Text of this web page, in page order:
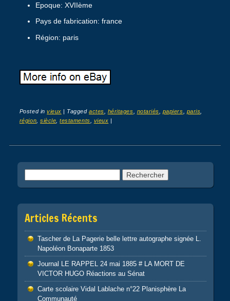
Epoque: XVIIème
Pays de fabrication: france
Région: paris
Posted invieux | Taggedactes héritages notariés papiers paris
région ,siècle ,testaments vieux |
Post navigation
Articles Récents
Tascher de La Pagerie belle lettre autographe signée L.
Napoléon Bonaparte 1853
Journal LE RAPPEL 24 mai 1885 # LA MORT DE
VICTOR HUGO Réactions au Sénat
Carte scolaire Vidal Lablache n°22 Planisphère La
Communauté